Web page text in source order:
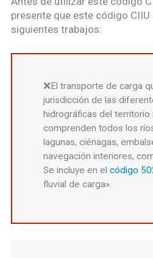
presente que este código
siguientes trabajos:
El transporte de carga
jurisdicción de las
hidrográficas del territorio
comprenden todos los
lagunas, ciénagas,
navegación interiores,
Se incluye en elcódigo
fluvial de carga».